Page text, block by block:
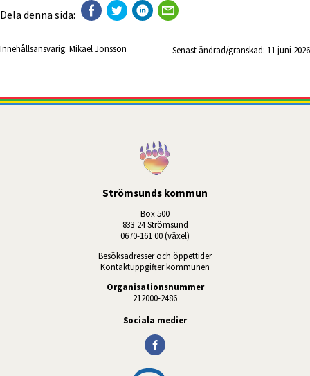
Dela denna sida:
Innehållsansvarig: Mikael Jonsson Senast ändrad/granskad: 11 juni 2026
Strömsunds kommun
Box 500
833 24 Strömsund
0670-161 00 (växel)
Besöksadresser och öppettider
Kontaktuppgifter kommunen
Organisationsnummer
212000-2486
Sociala medier